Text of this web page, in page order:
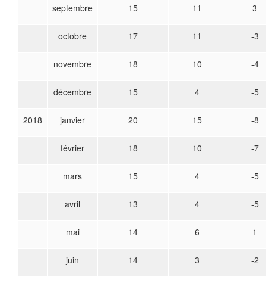
septembre 15 11 3
octobre 17 11 -3
novembre 18 10 -4
décembre 15 4 -5
2018 janvier 20 15 -8
février 18 10 -7
mars 15 4 -5
avril 13 4 -5
mai 14 6 1
juin 14 3 -2